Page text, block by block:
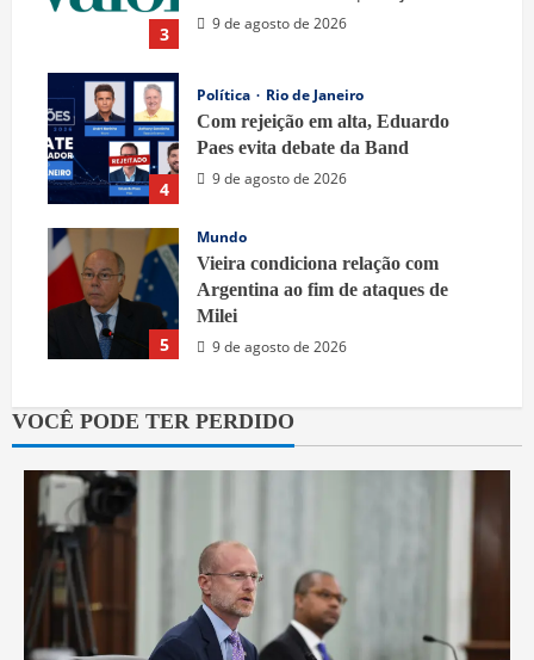
3
9 de agosto de 2026
4
Política
Rio de Janeiro
Com rejeição em alta, Eduardo
Paes evita debate da Band
9 de agosto de 2026
5
Mundo
Vieira condiciona relação com
Argentina ao fim de ataques de
Milei
9 de agosto de 2026
VOCÊ PODE TER PERDIDO